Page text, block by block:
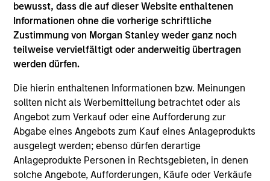
bewusst, dass die auf dieser Website enthaltenen
Informationen ohne die vorherige schriftliche
Zustimmung von Morgan Stanley weder ganz noch
teilweise vervielfältigt oder anderweitig übertragen
werden dürfen.
Die hierin enthaltenen Informationen bzw. Meinungen
sollten nicht als Werbemitteilung betrachtet oder als
Angebot zum Verkauf oder eine Aufforderung zur
Abgabe eines Angebots zum Kauf eines Anlageprodukts
ausgelegt werden; ebenso dürfen derartige
Anlageprodukte Personen in Rechtsgebieten, in denen
solche Angebote, Aufforderungen, Käufe oder Verkäufe
TALES FROM THE EMERGING WORLD
The Demographic Barbell
A generational shift is reshaping the global
value-driven e-commerce, sustainable travel
and experiences, while aging populations spur
demand for healthcare innovation and
eldercare. As Jitania Kandhari and Audrey
Muhirwa note, portfolios must align not only
with economic cycles but with human